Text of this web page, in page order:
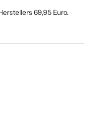
69,95 Euro.